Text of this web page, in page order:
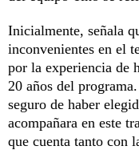
Inicialmente, señala
inconvenientes en el
por la experiencia de
20 años del
seguro de haber
acompañara en este
que cuenta tanto con